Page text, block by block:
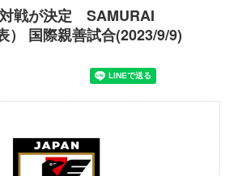
対戦が決定 SAMURAI
） 国際親善試合(2023/9/9)